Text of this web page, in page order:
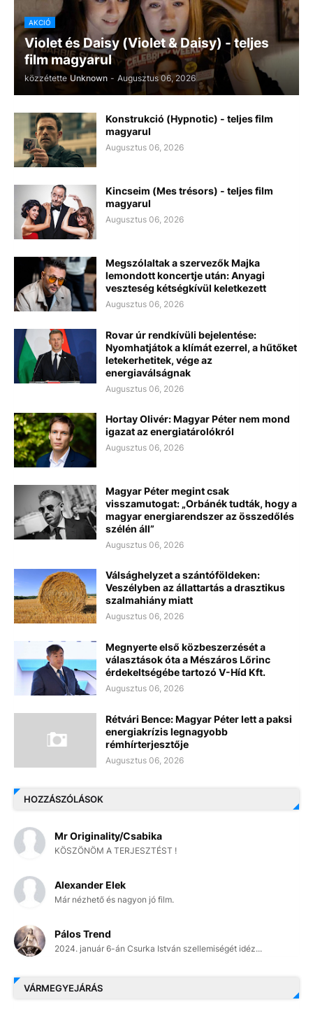
AKCIÓ
Violet és Daisy (Violet & Daisy) - teljes
film magyarul
közzétette Unknown - Augusztus 06, 2026
Konstrukció (Hypnotic) - teljes film
magyarul
Augusztus 06, 2026
Kincseim (Mes trésors) - teljes film
magyarul
Augusztus 06, 2026
Megszólaltak a szervezők Majka
lemondott koncertje után: Anyagi
veszteség kétségkívül keletkezett
Augusztus 06, 2026
Rovar úr rendkívüli bejelentése:
Nyomhatjátok a klímát ezerrel, a hűtőket
letekerhetitek, vége az
energiaválságnak
Augusztus 06, 2026
Hortay Olivér: Magyar Péter nem mond
igazat az energiatárolókról
Augusztus 06, 2026
Magyar Péter megint csak
visszamutogat: „Orbánék tudták, hogy a
magyar energiarendszer az összedőlés
szélén áll”
Augusztus 06, 2026
Válsághelyzet a szántóföldeken:
Veszélyben az állattartás a drasztikus
szalmahiány miatt
Augusztus 06, 2026
Megnyerte első közbeszerzését a
választások óta a Mészáros Lőrinc
érdekeltségébe tartozó V-Híd Kft.
Augusztus 06, 2026
Rétvári Bence: Magyar Péter lett a paksi
energiakrízis legnagyobb
rémhírterjesztője
Augusztus 06, 2026
HOZZÁSZÓLÁSOK
Mr Originality/Csabika
KÖSZÖNÖM A TERJESZTÉST !
Alexander Elek
Már nézhető és nagyon jó film.
Pálos Trend
2024. január 6-án Csurka István szellemiségét idéz...
VÁRMEGYEJÁRÁS